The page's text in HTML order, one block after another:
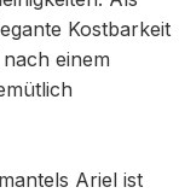
Kostbarkeit
einem
Ariel ist